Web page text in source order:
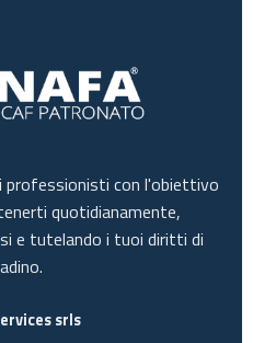
professionisti con l'obiettivo
quotidianamente,
e tutelando i tuoi diritti di
srls